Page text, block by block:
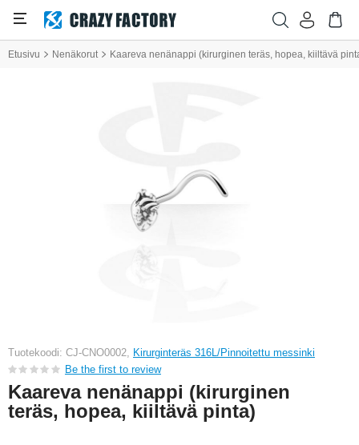
Etusivu Nenäkorut Kaareva nenänappi (kirurginen teräs, hopea, kiiltävä
Tuotekoodi: CJ-CNO0002, Kirurginteräs 316L/Pinnoitettu messinki
Be the first to review
Kaareva nenänappi (kirurginen
teräs, hopea, kiiltävä pinta)